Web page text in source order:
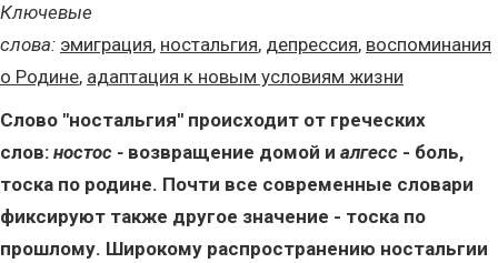
Ключевые
слова: эмиграция, ностальгия, депрессия, воспоминания
о Родине, адаптация к новым условиям жизни
Слово "ностальгия" происходит от греческих
слов: ностос - возвращение домой и алгесс - боль,
тоска по родине. Почти все современные словари
фиксируют также другое значение - тоска по
прошлому. Широкому распространению ностальгии